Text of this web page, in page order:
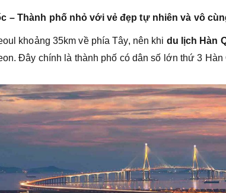
– Thành phố nhỏ với vẻ đẹp tự nhiên và vô
khoảng 35km về phía Tây, nên khi du lịch Hàn
Đây chính là thành phố có dân số lớn thứ 3